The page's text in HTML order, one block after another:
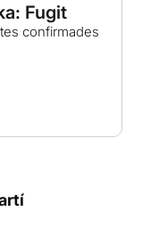
Fugit
confirmades